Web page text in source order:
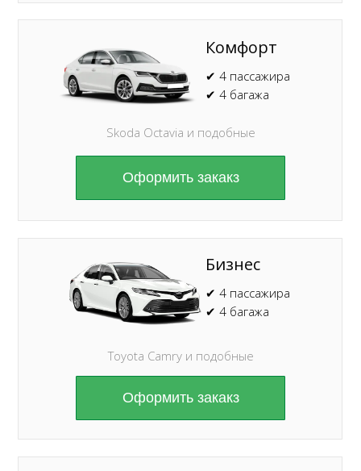
Бизнес
Toyota Camry и подобные
✔ 4 пассажира
✔ 4 багажа
Оформить закакз
Комфорт
Skoda Octavia и подобные
✔ 4 пассажира
✔ 4 багажа
Оформить закакз